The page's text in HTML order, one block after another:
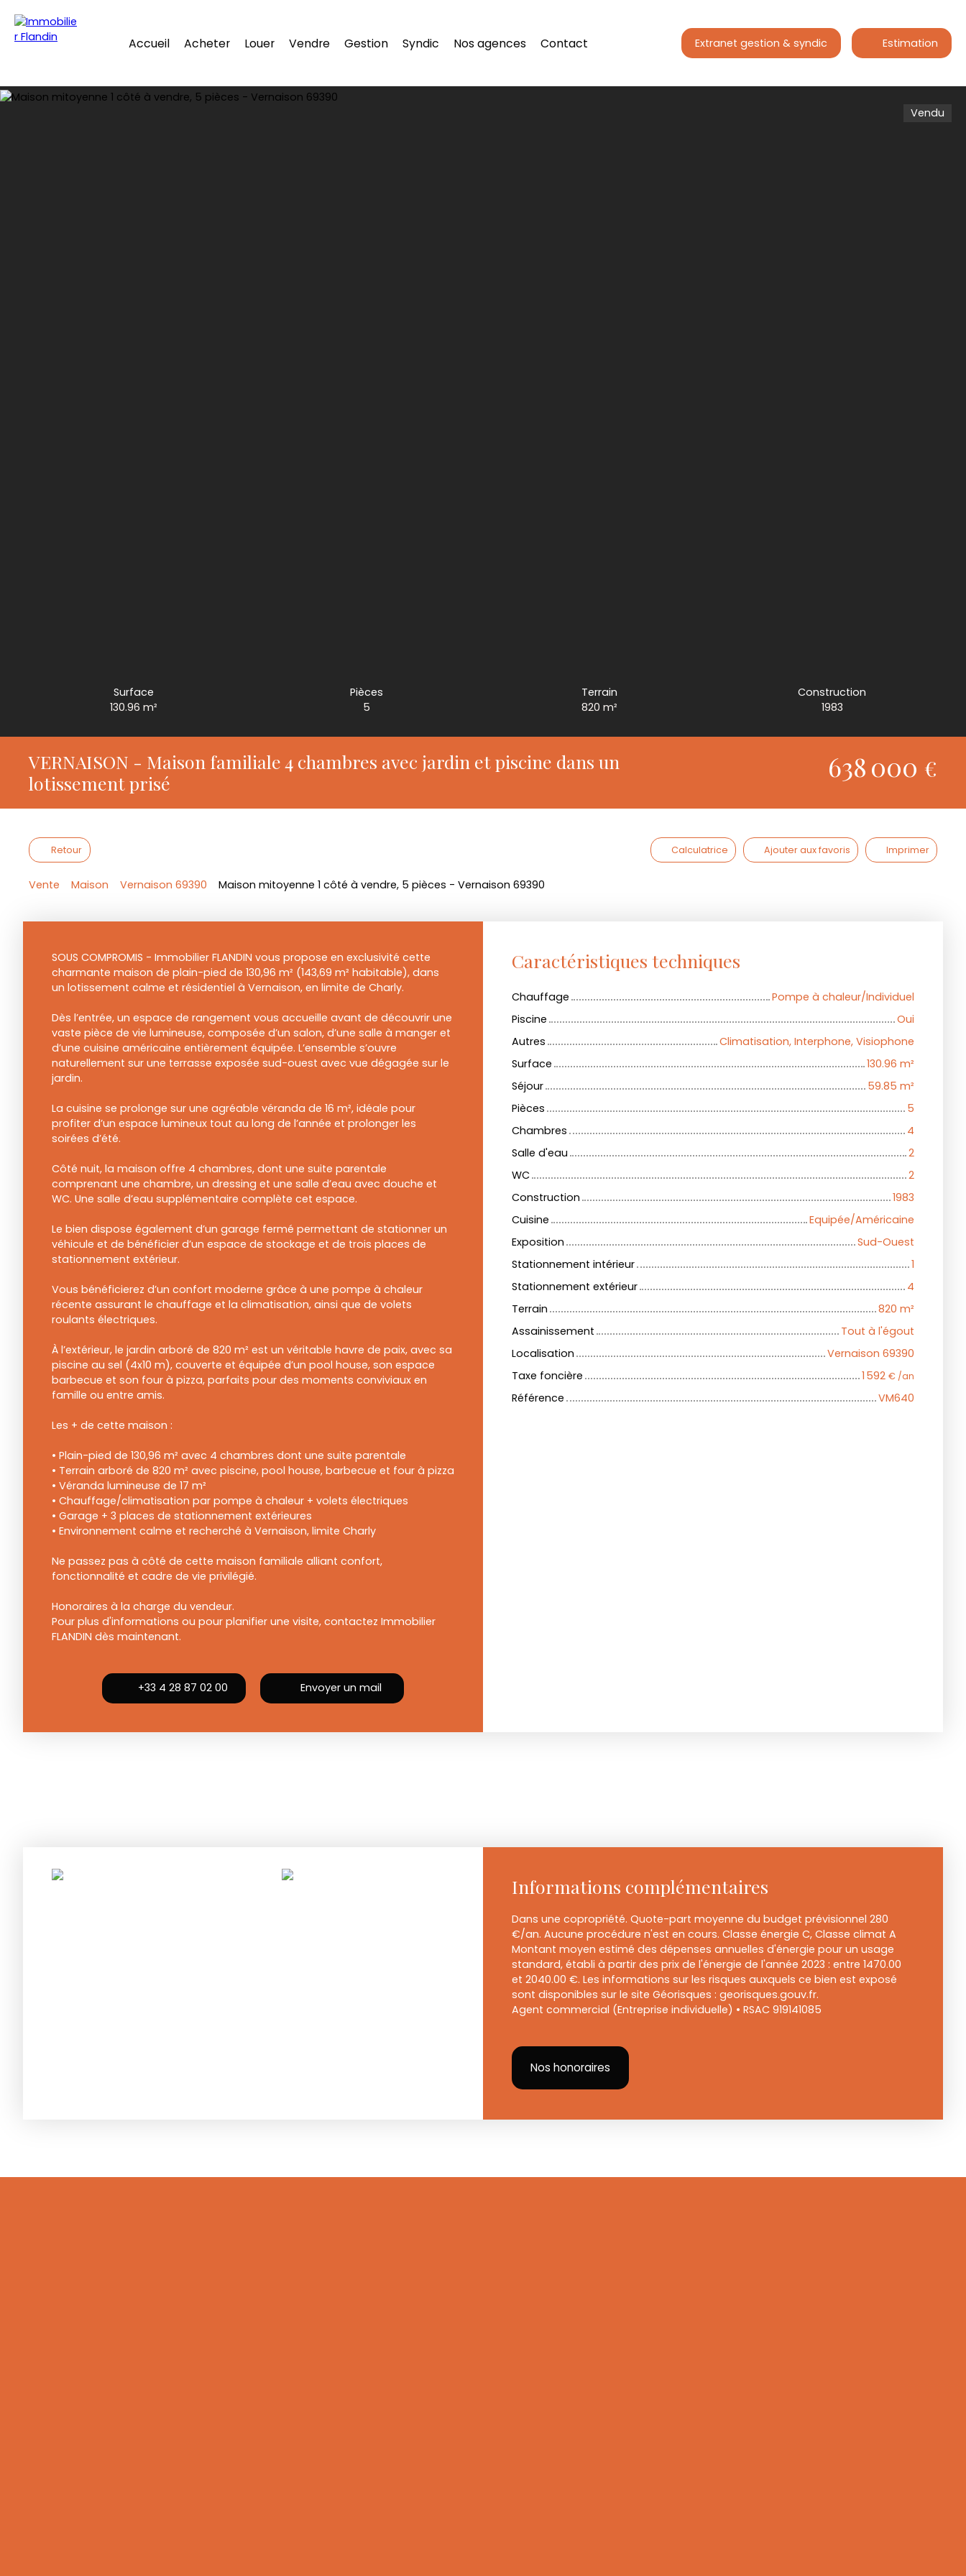
Accueil Acheter Louer Vendre Gestion Syndic Nos agences Contact Extranet gestion & syndic Estimation
Vendu
Surface
130.96m²
Pièces
5
Terrain
820 m²
Construction
1983
VERNAISON - Maison familiale 4 chambres avec jardin et piscine dans un
lotissement prisé
638 000 €
Retour Calculatrice Ajouter aux favoris Imprimer
Vente Maison Vernaison 69390 Maison mitoyenne 1 côté à vendre, 5 pièces - Vernaison 69390
SOUS COMPROMIS - Immobilier FLANDIN vous propose en exclusivité cette
charmante maison de plain-pied de 130,96 m² (143,69 m² habitable), dans
un lotissement calme et résidentiel à Vernaison, en limite de Charly.
Dès l’entrée, un espace de rangement vous accueille avant de découvrir une
vaste pièce de vie lumineuse, composée d’un salon, d’une salle à manger et
d’une cuisine américaine entièrement équipée. L’ensemble s’ouvre
naturellement sur une terrasse exposée sud-ouest avec vue dégagée sur le
jardin.
La cuisine se prolonge sur une agréable véranda de 16 m², idéale pour
profiter d’un espace lumineux tout au long de l’année et prolonger les
soirées d’été.
Côté nuit, la maison offre 4 chambres, dont une suite parentale
comprenant une chambre, un dressing et une salle d’eau avec douche et
WC. Une salle d’eau supplémentaire complète cet espace.
Le bien dispose également d’un garage fermé permettant de stationner un
véhicule et de bénéficier d’un espace de stockage et de trois places de
stationnement extérieur.
Vous bénéficierez d’un confort moderne grâce à une pompe à chaleur
récente assurant le chauffage et la climatisation, ainsi que de volets
roulants électriques.
À l’extérieur, le jardin arboré de 820 m² est un véritable havre de paix, avec sa
piscine au sel (4x10 m), couverte et équipée d’un pool house, son espace
barbecue et son four à pizza, parfaits pour des moments conviviaux en
famille ou entre amis.
Les + de cette maison :
• Plain-pied de 130,96 m² avec 4 chambres dont une suite parentale
• Terrain arboré de 820 m² avec piscine, pool house, barbecue et four à pizza
• Véranda lumineuse de 17 m²
• Chauffage/climatisation par pompe à chaleur + volets électriques
• Garage + 3 places de stationnement extérieures
• Environnement calme et recherché à Vernaison, limite Charly
Ne passez pas à côté de cette maison familiale alliant confort,
fonctionnalité et cadre de vie privilégié.
Honoraires à la charge du vendeur.
Pour plus d'informations ou pour planifier une visite, contactez Immobilier
FLANDIN dès maintenant.
+33 4 28 87 02 00 Envoyer un mail
Caractéristiques techniques
Chauffage
Pompe à chaleur/Individuel
Piscine
Oui
Autres
Climatisation, Interphone, Visiophone
Surface
130.96 m²
Séjour
59.85 m²
Pièces
5
Chambres
4
Salle d'eau
2
WC
2
Construction
1983
Cuisine
Equipée/Américaine
Exposition
Sud-Ouest
Stationnement intérieur
1
Stationnement extérieur
4
Terrain
820 m²
Assainissement
Tout à l'égout
Localisation
Vernaison 69390
Taxe foncière
1 592 € /an
Référence VM640
Informations complémentaires
Dans une copropriété. Quote-part moyenne du budget prévisionnel 280
€/an. Aucune procédure n'est en cours. Classe énergie C, Classe climat A
Montant moyen estimé des dépenses annuelles d'énergie pour un usage
standard, établi à partir des prix de l'énergie de l'année 2023 : entre 1470.00
et 2040.00 €. Les informations sur les risques auxquels ce bien est exposé
sont disponibles sur le site Géorisques : georisques.gouv.fr.
Agent commercial (Entreprise individuelle) • RSAC 919141085
Nos honoraires